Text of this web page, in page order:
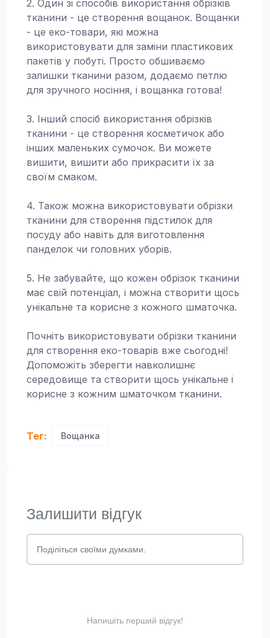
2. Один зі способів використання обрізків
тканини - це створення вощанок. Вощанки
- це еко-товари, які можна
використовувати для заміни пластикових
пакетів у побуті. Просто обшиваємо
залишки тканини разом, додаємо петлю
для зручного носіння, і вощанка готова!
3. Інший спосіб використання обрізків
тканини - це створення косметичок або
інших маленьких сумочок. Ви можете
вишити, вишити або прикрасити їх за
своїм смаком.
4. Також можна використовувати обрізки
тканини для створення підстилок для
посуду або навіть для виготовлення
панделок чи головних уборів.
5. Не забувайте, що кожен обрізок тканини
має свій потенціал, і можна створити щось
унікальне та корисне з кожного шматочка.
Почніть використовувати обрізки тканини
для створення еко-товарів вже сьогодні!
Допоможіть зберегти навколишнє
середовище та створити щось унікальне і
корисне з кожним шматочком тканини.
Тег: Вощанка